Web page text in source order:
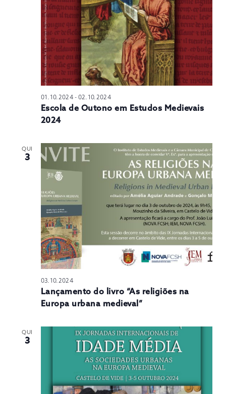
01.10.2024- 02.10.2024
Escola de Outono em Estudos Medievais
2024
QUI
3
03.10.2024
Lançamento do livro “As religiões na
Europa urbana medieval”
QUI
3